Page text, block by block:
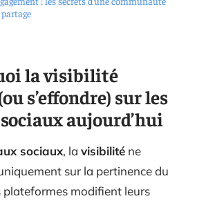
la visibilité
s’effondre) sur les
aujourd’hui
sociaux, la visibilité ne
sur la pertinence du
plateformes modifient leurs